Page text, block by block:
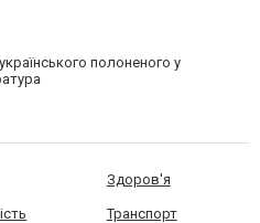
полоненого у
Здоров'я
Транспорт